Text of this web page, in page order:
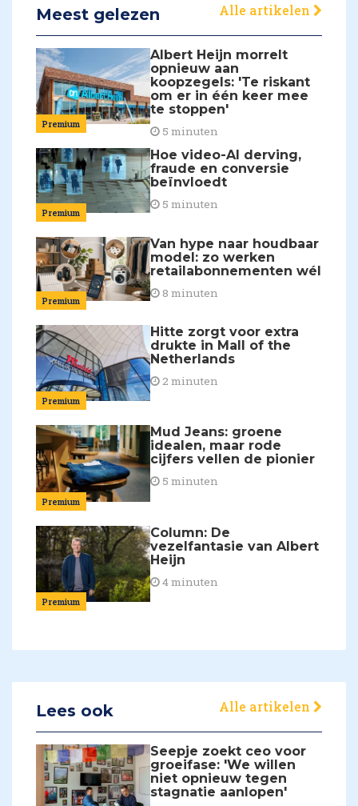
Meest gelezen Alle artikelen
Premium
Albert Heijn morrelt
opnieuw aan
koopzegels: 'Te riskant
om er in één keer mee
te stoppen'
5 minuten
Premium
Hoe video-AI derving,
fraude en conversie
beïnvloedt
5 minuten
Premium
Van hype naar houdbaar
model: zo werken
retailabonnementen wél
8 minuten
Premium
Hitte zorgt voor extra
drukte in Mall of the
Netherlands
2 minuten
Premium
Mud Jeans: groene
idealen, maar rode
cijfers vellen de pionier
5 minuten
Premium
Column: De
vezelfantasie van Albert
Heijn
4 minuten
Lees ook Alle artikelen
Seepje zoekt ceo voor
groeifase: 'We willen
niet opnieuw tegen
stagnatie aanlopen'